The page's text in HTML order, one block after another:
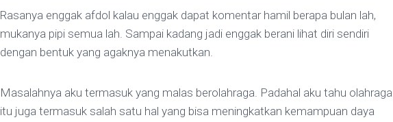
Rasanya enggak afdol kalau enggak dapat komentar hamil berapa bulan lah,
mukanya pipi semua lah. Sampai kadang jadi enggak berani lihat diri sendiri
dengan bentuk yang agaknya menakutkan.
Masalahnya aku termasuk yang malas berolahraga. Padahal aku tahu olahraga
itu juga termasuk salah satu hal yang bisa meningkatkan kemampuan daya